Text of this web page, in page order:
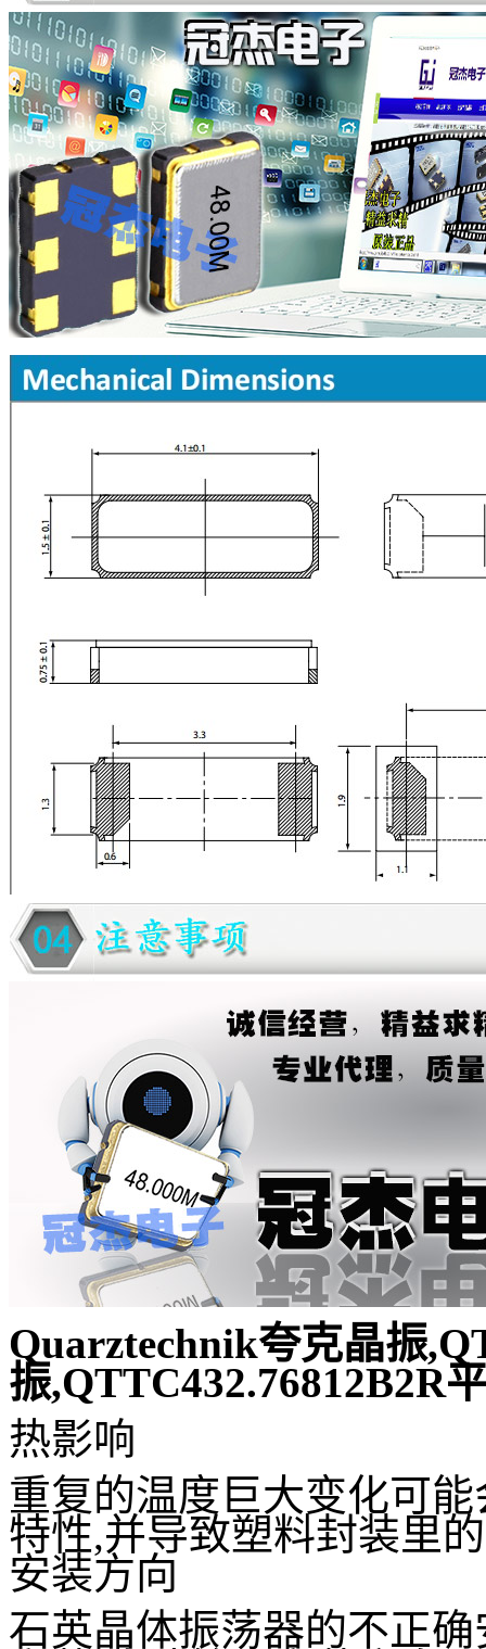
Quarztechnik夸克晶振
振,QTTC432.76812B2R
热影响
重复的温度巨大变化可
特性,并导致塑料封装里
安装方向
石英晶体振荡器的不正